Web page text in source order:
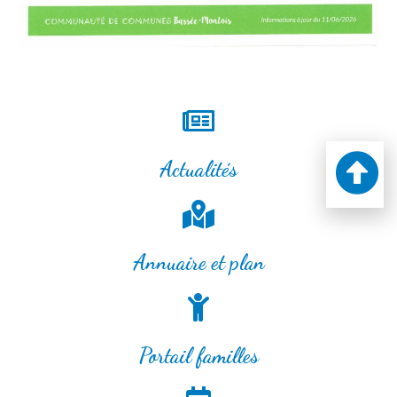
Actualités
Annuaire et plan
Portail familles